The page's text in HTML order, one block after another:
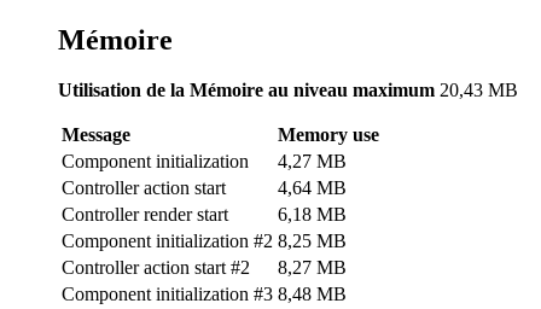
Mémoire
Utilisation de la Mémoire au niveau maximum 20,43 MB
Message
Memory use
Component initialization
4,27 MB
Controller action start
4,64 MB
Controller render start
6,18 MB
Component initialization #2 8,25 MB
Controller action start #2
8,27 MB
Component initialization #3 8,48 MB